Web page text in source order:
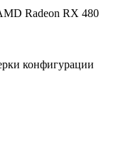
Radeon RX 480
конфигурации